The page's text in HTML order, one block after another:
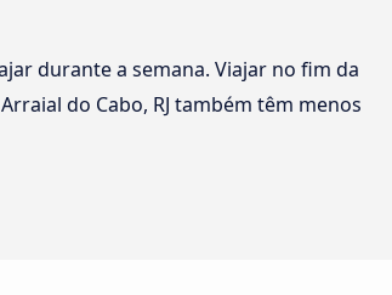
durante a semana. Viajar no fim da
do Cabo, RJ também têm menos